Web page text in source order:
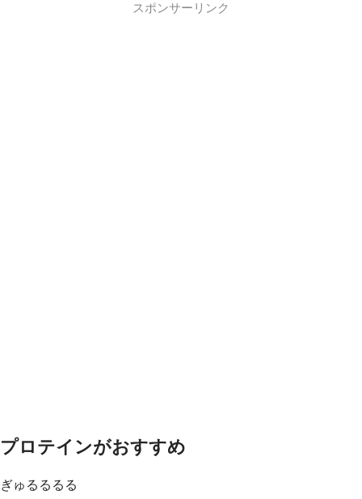
スポンサーリンク
プロテインがおすすめ
ぎゅるるるる